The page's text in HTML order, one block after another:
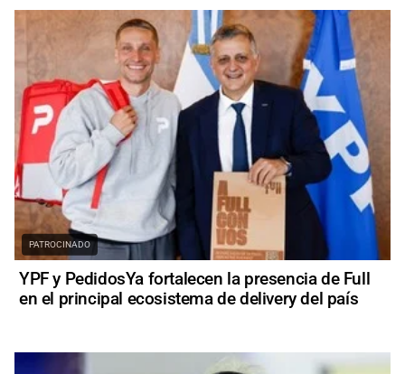
PATROCINADO
YPF y PedidosYa fortalecen la presencia de Full
en el principal ecosistema de delivery del país